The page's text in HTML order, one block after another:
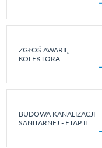
ZGŁOŚ AWARIĘ
KOLEKTORA
BUDOWA KANALIZACJI
SANITARNEJ - ETAP II